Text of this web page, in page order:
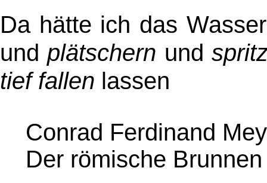
Da hätte ich das
undplätschern und
tief fallen lassen
Conrad Ferdinand
Der römische Brunnen